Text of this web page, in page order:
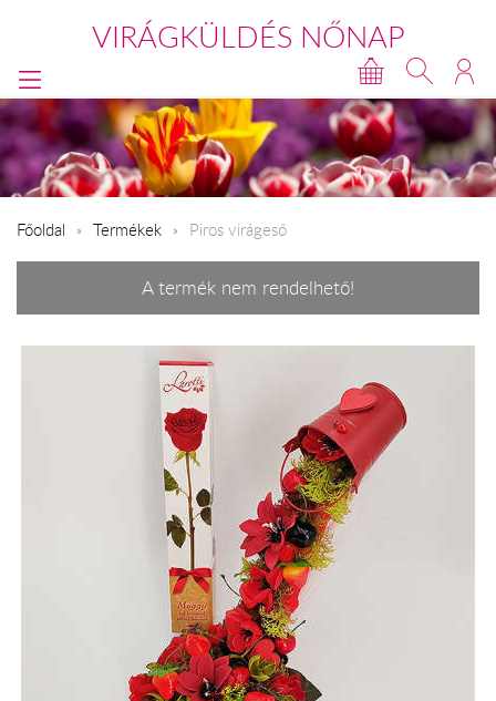
VIRÁGKÜLDÉS NŐNAP
Főoldal Termékek Piros virágeső
A termék nem rendelhető!